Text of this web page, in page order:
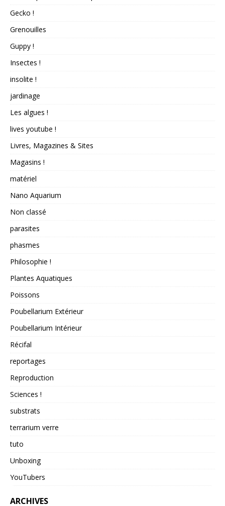
Gecko !
Grenouilles
Guppy !
Insectes !
insolite !
jardinage
Les algues !
lives youtube !
Livres, Magazines & Sites
Magasins !
matériel
Nano Aquarium
Non classé
parasites
phasmes
Philosophie !
Plantes Aquatiques
Poissons
Poubellarium Extérieur
Poubellarium Intérieur
Récifal
reportages
Reproduction
Sciences !
substrats
terrarium verre
tuto
Unboxing
YouTubers
ARCHIVES